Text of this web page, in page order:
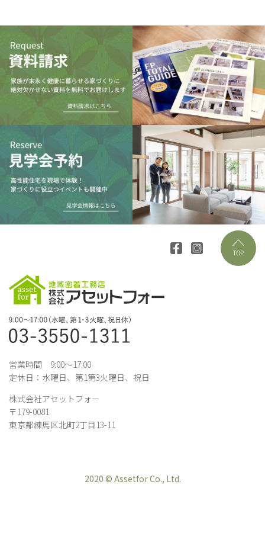
営業時間 9:00～17:00
定休日：水曜日、第1第3火曜日、祝日
株式会社アセットフォー
〒179-0081
東京都練馬区北町2丁目13-11
2020 © Assetfor Co., Ltd.